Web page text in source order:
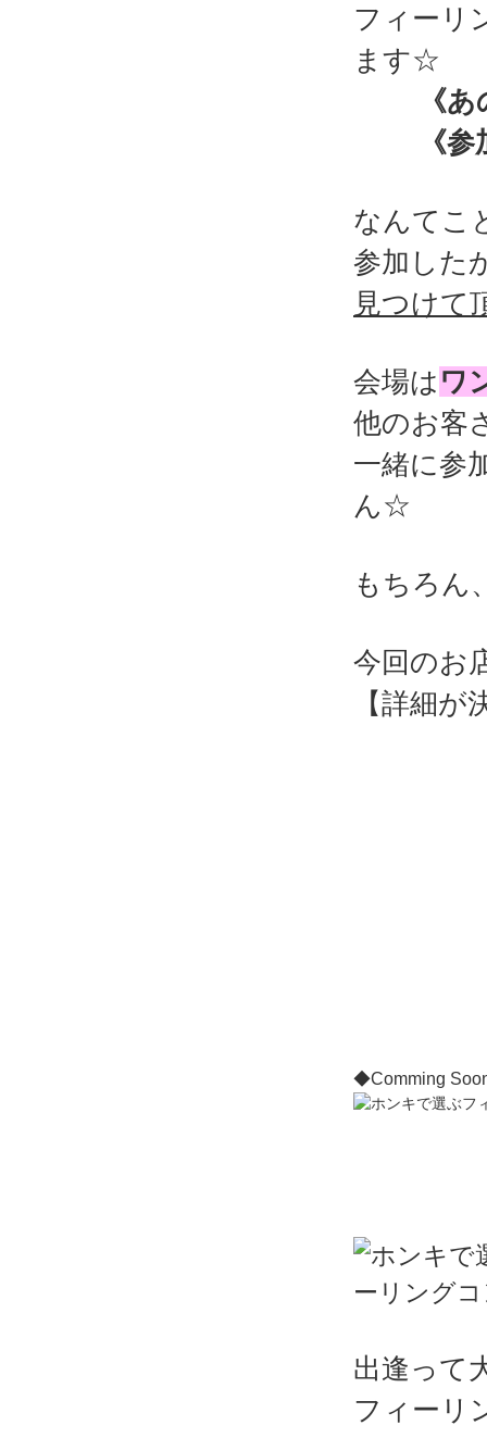
フィーリ
ます☆
《
《
なんてこ
参加した
見つけて
会場は ワ
他のお客
一緒に参
ん☆
もちろん
今回のお
【詳細が
◆Comming
出逢って
フィーリ